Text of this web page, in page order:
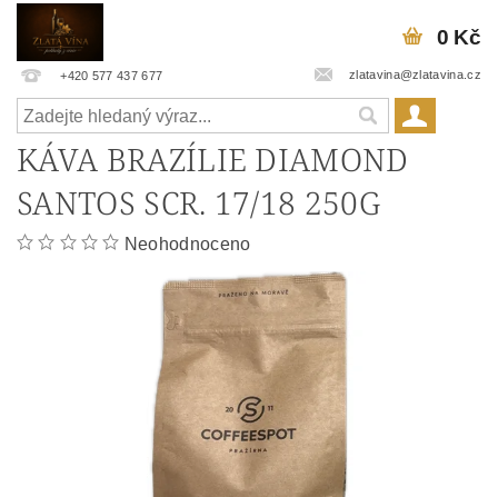
+420 577 437 677 zlatavina@zlatavina.cz
0 Kč
KÁVA BRAZÍLIE DIAMOND
SANTOS SCR. 17/18 250G
Neohodnoceno